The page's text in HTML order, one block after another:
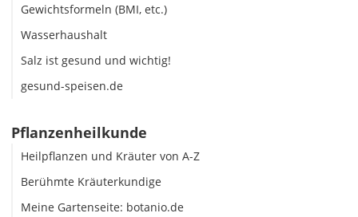
Gewichtsformeln (BMI, etc.)
Wasserhaushalt
Salz ist gesund und wichtig!
gesund-speisen.de
Pflanzenheilkunde
Heilpflanzen und Kräuter von A-Z
Berühmte Kräuterkundige
Meine Gartenseite: botanio.de